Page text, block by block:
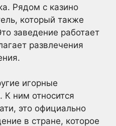
Рядом с казино
который также
заведение работает
развлечения
игорные
К ним относится
это официально
в стране, которое